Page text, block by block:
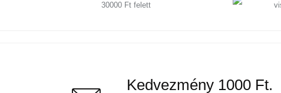
30000 Ft felett
Kedvezmény 1000 Ft.